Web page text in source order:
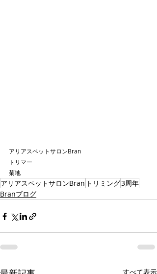
アリアスペットサロンBran
トリマー
菊地
アリアスペットサロンBran トリミング3周年
Branブログ
すべて表示